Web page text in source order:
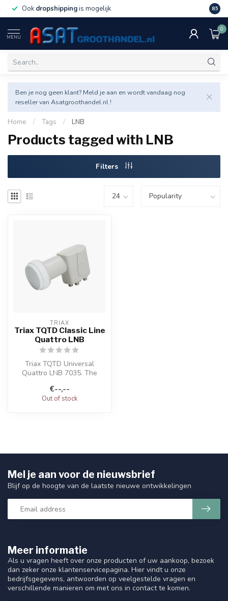
Ook dropshippingis mogelijk Veel
8.5
MENU
0
Ben je nog geen klant? Meld je aan en wordt vandaag nog
reseller van Asatgroothandel.nl !
Home / Tags / LNB
Products tagged with LNB
Filters
TRIAX
Triax TQTD Classic Line
Quattro LNB
Triax TQTD Universal
Quattro LNB 7035. The
universal quatt...
€--,--
Out of stock
Meer informatie
Als u vragen heeft over onze producten of uw aankoop, bezoek
dan zeker onze klantenservicepagina. Hier vindt u onze
bedrijfsgegevens, antwoorden op veelgestelde vragen en
verschillende manieren om met ons in contact te komen.
Mel je aan voor de nieuwsbrief
Blijf op de hoogte van de laatste nieuwe ontwikkelingen